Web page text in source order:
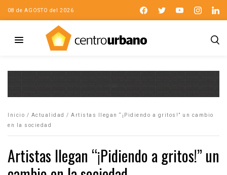
08 de AGOSTO del 2026
Inicio / Actualidad / Artistas llegan “¡Pidiendo a gritos!” un cambio
en la sociedad
Artistas llegan “¡Pidiendo a gritos!” un